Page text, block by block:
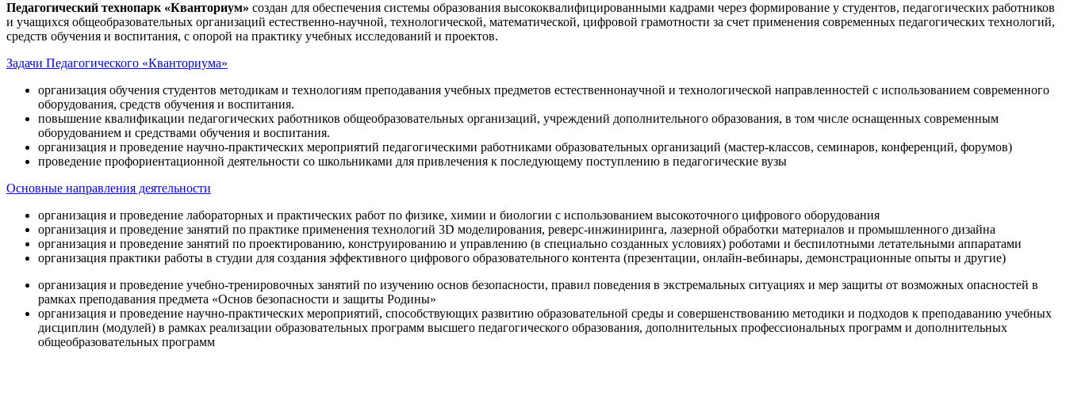
Педагогический технопарк «Кванториум» создан для обеспечения системы образования высококвалифицированными кадрами через формирование у студентов, педагогических работников
и учащихся общеобразовательных организаций естественно-научной, технологической, математической, цифровой грамотности за счет применения современных педагогических технологий,
средств обучения и воспитания, с опорой на практику учебных исследований и проектов.
Задачи Педагогического «Кванториума»
организация обучения студентов методикам и технологиям преподавания учебных предметов естественнонаучной и технологической направленностей с использованием современного
оборудования, средств обучения и воспитания.
повышение квалификации педагогических работников общеобразовательных организаций, учреждений дополнительного образования, в том числе оснащенных современным
оборудованием и средствами обучения и воспитания.
организация и проведение научно-практических мероприятий педагогическими работниками образовательных организаций (мастер-классов, семинаров, конференций, форумов)
проведение профориентационной деятельности со школьниками для привлечения к последующему поступлению в педагогические вузы
Основные направления деятельности
организация и проведение лабораторных и практических работ по физике, химии и биологии с использованием высокоточного цифрового оборудования
организация и проведение занятий по практике применения технологий 3D моделирования, реверс-инжиниринга, лазерной обработки материалов и промышленного дизайна
организация и проведение занятий по проектированию, конструированию и управлению (в специально созданных условиях) роботами и беспилотными летательными аппаратами
организация практики работы в студии для создания эффективного цифрового образовательного контента (презентации, онлайн-вебинары, демонстрационные опыты и другие)
организация и проведение учебно-тренировочных занятий по изучению основ безопасности, правил поведения в экстремальных ситуациях и мер защиты от возможных опасностей в
рамках преподавания предмета «Основ безопасности и защиты Родины»
организация и проведение научно-практических мероприятий, способствующих развитию образовательной среды и совершенствованию методики и подходов к преподаванию учебных
дисциплин (модулей) в рамках реализации образовательных программ высшего педагогического образования, дополнительных профессиональных программ и дополнительных
общеобразовательных программ